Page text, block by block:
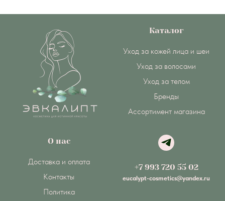
Каталог
Уход за кожей лица и шеи
Уход за волосами
Уход за телом
Бренды
Ассортимент магазина
О нас
Доставка и оплата
Контакты
Политика
+7 993 720 55 02
eucalypt-cosmetics@yandex.ru